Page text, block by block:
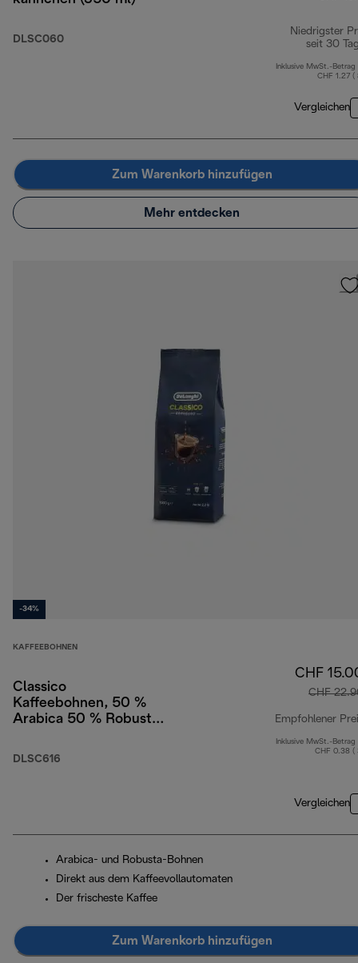
DLSC060
Niedrigster
seit 30
Inklusive MwSt.-Betrag
CHF 1.27 (
Vergleichen
Zum Warenkorb hinzufügen
Mehr entdecken
-34%
KAFFEEBOHNEN
Classico
Kaffeebohnen, 50 %
Arabica 50 % Robusta,
DLSC616
CHF
CHF
Empfohlener
Inklusive MwSt.-Betrag
CHF 0.38 (
Vergleichen
Arabica- und Robusta-Bohnen
Direkt aus dem Kaffeevollautomaten
Der frischeste Kaffee
Zum Warenkorb hinzufügen